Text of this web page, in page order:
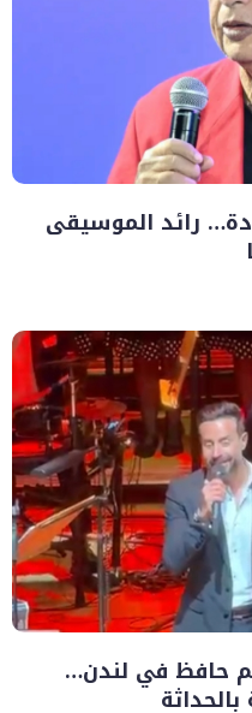
رائد الموسيقى
حافظ في لندن…